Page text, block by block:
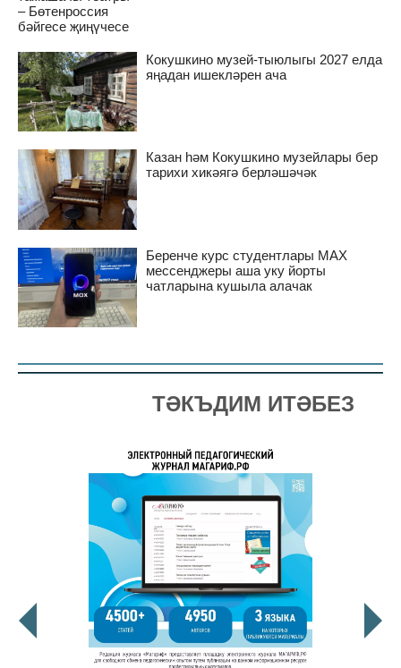
– Бөтенроссия
бәйгесе җиңүчесе
Кокушкино музей-тыюлыгы 2027 елда
яңадан ишекләрен ача
Казан һәм Кокушкино музейлары бер
тарихи хикәягә берләшәчәк
Беренче курс студентлары MAX
мессенджеры аша уку йорты
чатларына кушыла алачак
ТӘКЪДИМ ИТӘБЕЗ